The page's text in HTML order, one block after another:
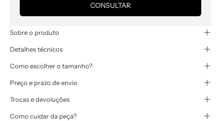
CONSULTAR
Sobre o produto
Detalhes técnicos
Como escolher o tamanho?
Preço e prazo de envio
Trocas e devoluções
Como cuidar da peça?